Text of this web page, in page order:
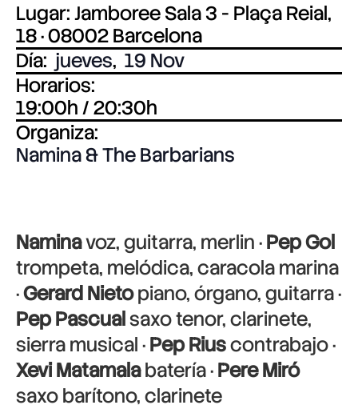
Lugar: Jamboree Sala 3 - Plaça Reial,
18 · 08002 Barcelona
Día: jueves, 19 Nov
Horarios:
19:00h / 20:30h
Organiza:
Namina & The Barbarians
Naminavoz, guitarra, merlin ·Pep Gol
trompeta, melódica, caracola marina
·Gerard Nietopiano, órgano, guitarra ·
Pep Pascualsaxo tenor, clarinete,
sierra musical ·Pep Riuscontrabajo ·
Xevi Matamalabatería ·Pere Miró
saxo barítono, clarinete